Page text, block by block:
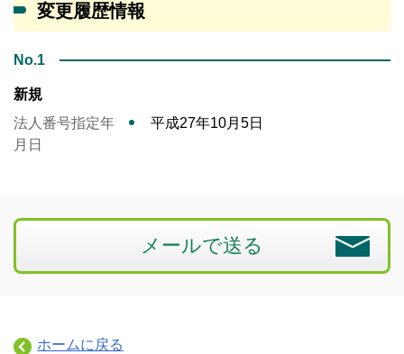
変更履歴情報
No.1
新規
法人番号指定年
月日
平成27年10月5日
メールで送る
ホームに戻る